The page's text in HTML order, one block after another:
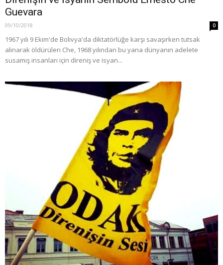
Guevara
09/10/2018 0
1967 yılı 9 Ekim'de Bolivya'da diktatörlüğe karşı savaşırken tutsak
alınarak öldürülen Che, 1968 yılından bu yana dünyanın adelete
susamış insanları için direniş ve isyan...